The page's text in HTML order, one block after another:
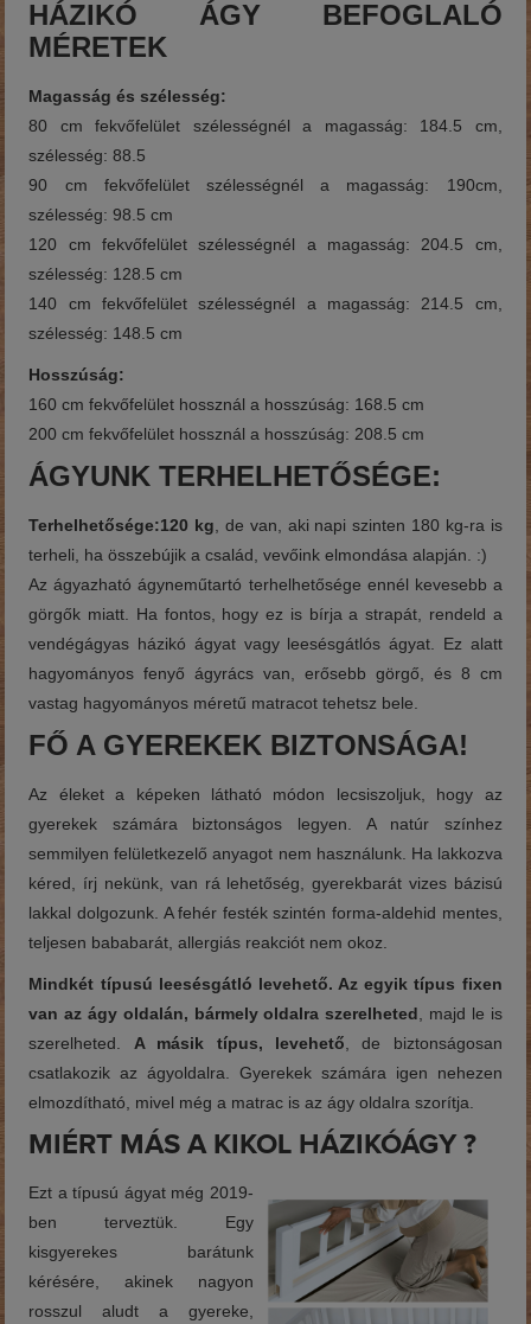
HÁZIKÓ ÁGY BEFOGLALÓ
MÉRETEK
Magasság és szélesség:
80 cm fekvőfelület szélességnél a magasság: 184.5 cm,
szélesség: 88.5
90 cm fekvőfelület szélességnél a magasság: 190cm,
szélesség: 98.5 cm
120 cm fekvőfelület szélességnél a magasság: 204.5 cm,
szélesség: 128.5 cm
140 cm fekvőfelület szélességnél a magasság: 214.5 cm,
szélesség: 148.5 cm
Hosszúság:
160 cm fekvőfelület hossznál a hosszúság: 168.5 cm
200 cm fekvőfelület hossznál a hosszúság: 208.5 cm
ÁGYUNK TERHELHETŐSÉGE:
Terhelhetősége:120 kg , de van, aki napi szinten 180 kg-ra is
terheli, ha összebújik a család, vevőink elmondása alapján. :)
Az ágyazható ágyneműtartó terhelhetősége ennél kevesebb a
görgők miatt. Ha fontos, hogy ez is bírja a strapát, rendeld a
vendégágyas házikó ágyat vagy leesésgátlós ágyat. Ez alatt
hagyományos fenyő ágyrács van, erősebb görgő, és 8 cm
vastag hagyományos méretű matracot tehetsz bele.
FŐ A GYEREKEK BIZTONSÁGA!
Az éleket a képeken látható módon lecsiszoljuk, hogy az
gyerekek számára biztonságos legyen. A natúr színhez
semmilyen felületkezelő anyagot nem használunk. Ha lakkozva
kéred, írj nekünk, van rá lehetőség, gyerekbarát vizes bázisú
lakkal dolgozunk. A fehér festék szintén forma-aldehid mentes,
teljesen bababarát, allergiás reakciót nem okoz.
Mindkét típusú leesésgátló levehető. Az egyik típus fixen
van az ágy oldalán, bármely oldalra szerelheted , majd le is
szerelheted. A másik típus, levehető , de biztonságosan
csatlakozik az ágyoldalra. Gyerekek számára igen nehezen
elmozdítható, mivel még a matrac is az ágy oldalra szorítja.
MIÉRT MÁS A KIKOL HÁZIKÓÁGY ?
Ezt a típusú ágyat még 2019-
ben terveztük. Egy
kisgyerekes barátunk
kérésére, akinek nagyon
rosszul aludt a gyereke,